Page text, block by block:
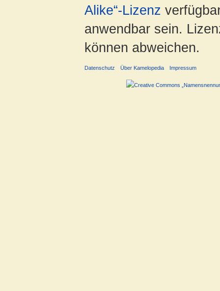
Alike“-Lizenz
anwendbar sein.
können abweichen.
Datenschutz Über Kamelopedia Impressum